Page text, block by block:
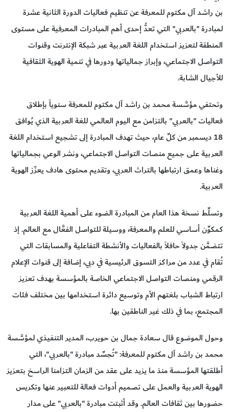
بن راشد آل مكتوم للمعرفة عن تنظيم فعاليات الدورة الثانية عشرة
لمبادرة "بالعربي" التي تعدُّ إحدى أهم المبادرات المعرفية على مستوى
المنطقة لتعزيز استخدام اللغة العربية عبر شبكة الإنترنت وقنوات
التواصل الاجتماعي، وإبراز جمالياتها ودورها في تنمية الهوية الثقافية
للأجيال الشابة.
وتحتفي مؤسَّسة محمد بن راشد آل مكتوم للمعرفة سنوياً بإطلاق
فعاليات "بالعربي" بالتزامن مع اليوم العالمي للغة العربية الذي يُوافق
18 ديسمبر من كلِّ عام، حيث تهدف المبادرة إلى تشجيع استخدام اللغة
العربية على جميع منصات التواصل الاجتماعي، ونشر الوعي بجمالياتها
وغناها وعمق ارتباطها بالتراث العربي، وتقديم محتوى هادف يعزّز الهوية
العربية.
وتسلِّط نسخة هذا العام من المبادرة الضوء على أهمية اللغة العربية
كمكوِّن أساسي للعلم والمعرفة، ووسيلة للتواصل الفعَّال مع العالم. إذ
تتضمَّن جدولاً حافلاً بالفعاليات والأنشطة التفاعلية والمسابقات التي
تُقام في عدد من مراكز التسوق الرئيسية في دبي، إضافة إلى قنوات الإعلام
الرقمي ومنصات التواصل الاجتماعي الخاصة بالمؤسسة بهدف تعزيز
ارتباط الشباب بلغتهم الأم وتوسيع دائرة استخدامها بين مختلف فئات
المجتمع، بما في ذلك غير الناطقين بها.
وحول الموضوع قال سعادة جمال بن حويرب، المدير التنفيذي لمؤسَّسة
محمد بن راشد آل مكتوم للمعرفة: "تُجسِّد مبادرة "بالعربي"، التي
أطلقتها المؤسسة منذ ما يزيد على عقد من الزمان التزامنا الراسخ بتعزيز
الهوية العربية والعمل على تصميم أدوات فعالة للتعبير عنها وتكريس
حضورها بين ثقافات العالم. وقد أثبتت مبادرة "بالعربي" على مدار